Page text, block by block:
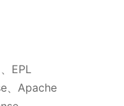
EPL
、Apache